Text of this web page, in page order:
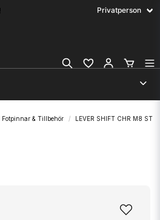
Fotpinnar & Tillbehör LEVER SHIFT CHR M8 ST